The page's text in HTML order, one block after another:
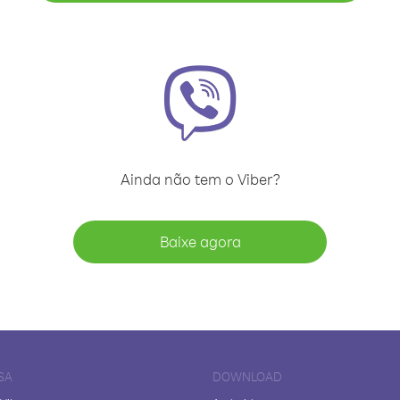
Ainda não tem o Viber?
Baixe agora
DOWNLOAD